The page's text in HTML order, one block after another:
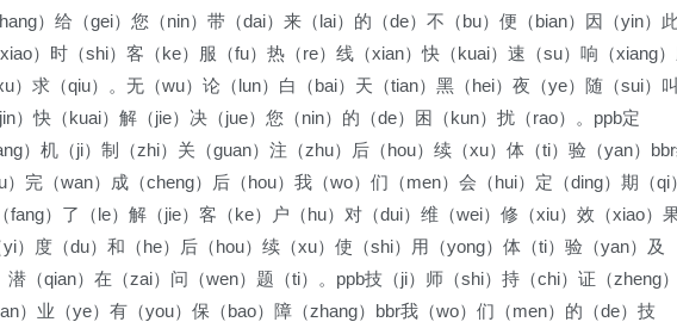
）给（gei）您（nin）带（dai）来（lai）的（de）不（bu）便（bian）因（yin）
）时（shi）客（ke）服（fu）热（re）线（xian）快（kuai）速（su）响（xiang
）求（qiu）。无（wu）论（lun）白（bai）天（tian）黑（hei）夜（ye）随（sui）叫
）快（kuai）解（jie）决（jue）您（nin）的（de）困（kun）扰（rao）。ppb定
）机（ji）制（zhi）关（guan）注（zhu）后（hou）续（xu）体（ti）验（yan）
）完（wan）成（cheng）后（hou）我（wo）们（men）会（hui）定（ding）期（qi）
fang）了（le）解（jie）客（ke）户（hu）对（dui）维（wei）修（xiu）效（xiao）
yi）度（du）和（he）后（hou）续（xu）使（shi）用（yong）体（ti）验（yan）及
潜（qian）在（zai）问（wen）题（ti）。ppb技（ji）师（shi）持（chi）证（zheng）
）业（ye）有（you）保（bao）障（zhang）bbr我（wo）们（men）的（de）技